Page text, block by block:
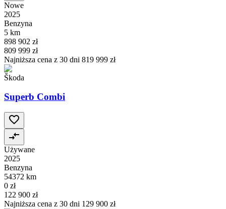
Nowe
2025
Benzyna
5 km
898 902 zł
809 999 zł
Najniższa cena z 30 dni 819 999 zł
Škoda
Superb Combi
Używane
2025
Benzyna
54372 km
0 zł
122 900 zł
Najniższa cena z 30 dni 129 900 zł